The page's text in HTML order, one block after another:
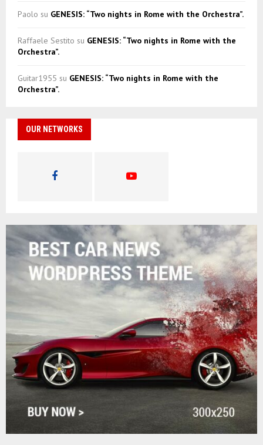
Paolo su GENESIS: “Two nights in Rome with the Orchestra”.
Raffaele Sestito su GENESIS: “Two nights in Rome with the
Orchestra”.
Guitar1955 su GENESIS: “Two nights in Rome with the
Orchestra”.
OUR NETWORKS